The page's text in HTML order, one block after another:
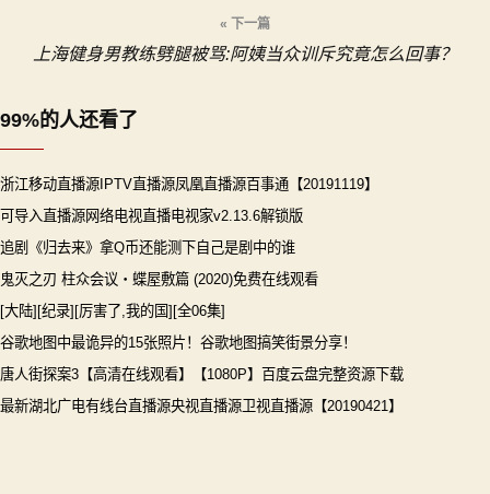
« 下一篇
上海健身男教练劈腿被骂:阿姨当众训斥究竟怎么回事？
99%的人还看了
浙江移动直播源IPTV直播源凤凰直播源百事通【20191119】
可导入直播源网络电视直播电视家v2.13.6解锁版
追剧《归去来》拿Q币还能测下自己是剧中的谁
鬼灭之刃 柱众会议・蝶屋敷篇 (2020)免费在线观看
[大陆][纪录][厉害了,我的国][全06集]
谷歌地图中最诡异的15张照片！谷歌地图搞笑街景分享！
唐人街探案3【高清在线观看】【1080P】百度云盘完整资源下载
最新湖北广电有线台直播源央视直播源卫视直播源【20190421】